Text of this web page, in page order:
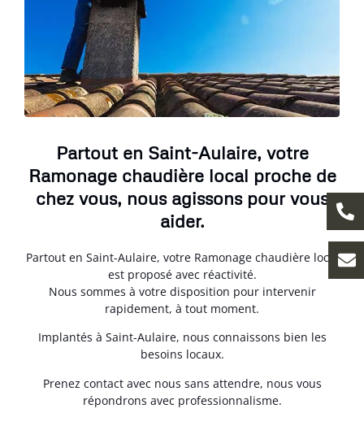
Partout en Saint-Aulaire, votre
Ramonage chaudière local proche de
chez vous, nous agissons pour vous
aider.
Partout en Saint-Aulaire, votre Ramonage chaudière local
est proposé avec réactivité.
Nous sommes à votre disposition pour intervenir
rapidement, à tout moment.
Implantés à Saint-Aulaire, nous connaissons bien les
besoins locaux.
Prenez contact avec nous sans attendre, nous vous
répondrons avec professionnalisme.